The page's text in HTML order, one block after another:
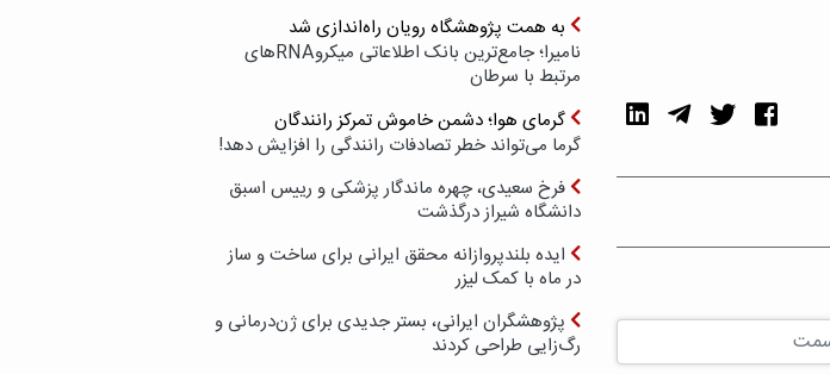
به همت پژوهشگاه رویان راه‌اندازی شد
نامیرا؛ جامع‌ترین بانک اطلاعاتی میکروRNAهای
مرتبط با سرطان
گرمای هوا؛ دشمن خاموش تمرکز رانندگان
گرما می‌تواند خطر تصادفات رانندگی را افزایش دهد!
فرخ سعیدی، چهره ماندگار پزشکی و رییس اسبق
دانشگاه شیراز درگذشت
ایده بلندپروازانه محقق ایرانی برای ساخت و ساز
در ماه با کمک لیزر
پژوهشگران ایرانی، بستر جدیدی برای ژن‌درمانی و
رگ‌زایی طراحی کردند